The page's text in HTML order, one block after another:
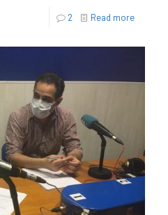
2 Read more